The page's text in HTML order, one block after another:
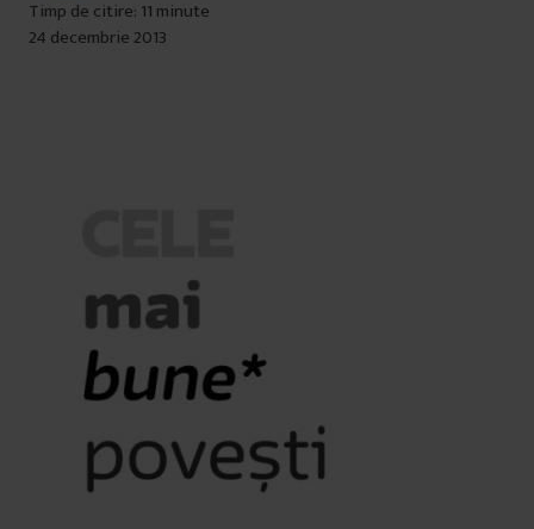
Timp de citire: 11 minute
24 decembrie 2013